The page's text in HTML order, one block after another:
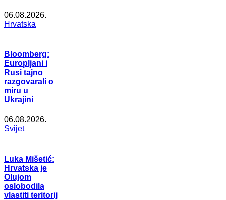
06.08.2026.
Hrvatska
Bloomberg:
Europljani i
Rusi tajno
razgovarali o
miru u
Ukrajini
06.08.2026.
Svijet
Luka Mišetić:
Hrvatska je
Olujom
oslobodila
vlastiti teritorij